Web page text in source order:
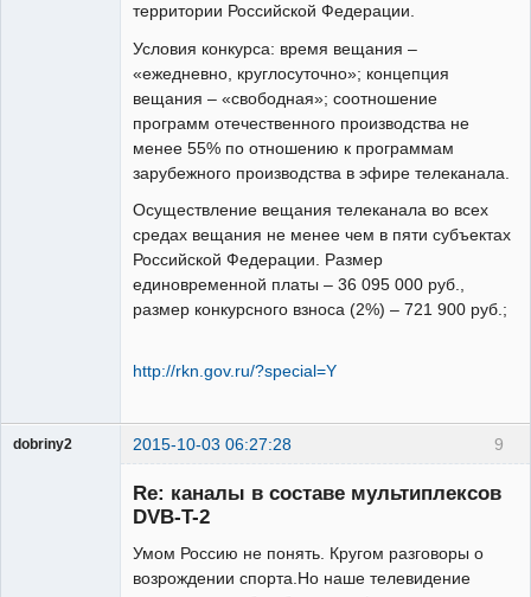
территории Российской Федерации.
Условия конкурса: время вещания –
«ежедневно, круглосуточно»; концепция
вещания – «свободная»; соотношение
программ отечественного производства не
менее 55% по отношению к программам
зарубежного производства в эфире телеканала.
Осуществление вещания телеканала во всех
средах вещания не менее чем в пяти субъектах
Российской Федерации. Размер
единовременной платы – 36 095 000 руб.,
размер конкурсного взноса (2%) – 721 900 руб.;
http://rkn.gov.ru/?special=Y
9
dobriny2 2015-10-03 06:27:28
Re: каналы в составе мультиплексов
DVB-T-2
Умом Россию не понять. Кругом разговоры о
возрождении спорта.Но наше телевидение